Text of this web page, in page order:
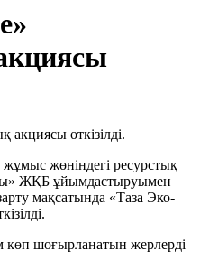
жөніндегі ресурстық
ЖҚБ ұйымдастыруымен
мақсатында «Таза Эко-
шоғырланатын жерлерді